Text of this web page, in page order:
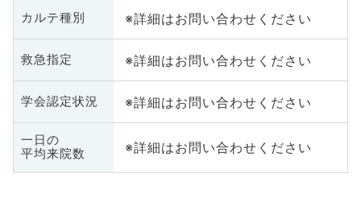
カルテ種別 ※詳細はお問い合わせください
救急指定 ※詳細はお問い合わせください
学会認定状況 ※詳細はお問い合わせください
一日の
平均来院数
※詳細はお問い合わせください